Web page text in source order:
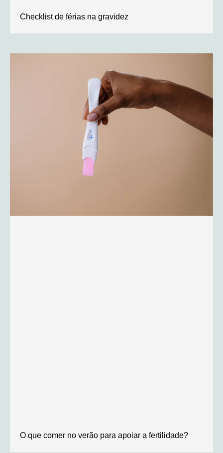
Checklist de férias na gravidez
O que comer no verão para apoiar a fertilidade?